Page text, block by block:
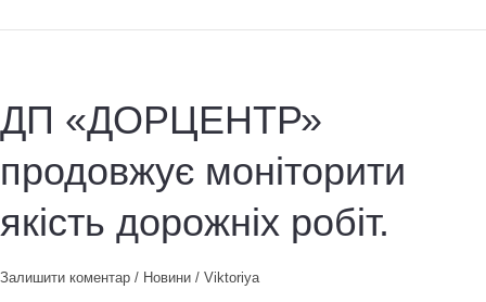
перевіряти
ділянках
ремонту
та
контроль
відповідності
технологій
та
вимогам.
ДП «ДОРЦЕНТР»
продовжує моніторити
якість дорожніх робіт.
Залишити коментар / Новини / Viktoriya